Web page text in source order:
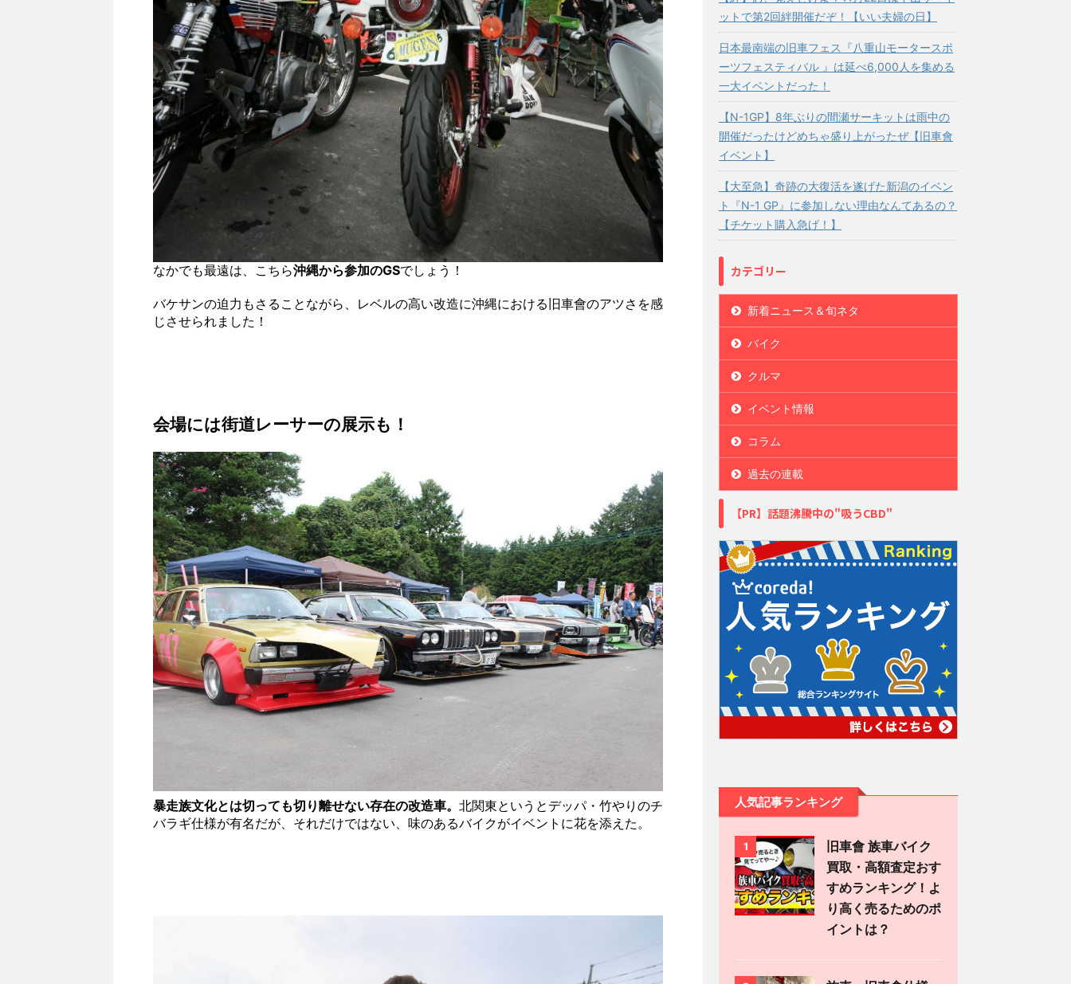
なかでも最遠は、こちら沖縄から参加のGSでしょう！
バケサンの迫力もさることながら、レベルの高い改造に沖縄における旧車會のアツさを感
じさせられました！
会場には街道レーサーの展示も！
暴走族文化とは切っても切り離せない存在の改造車。 北関東というとデッパ・竹やりのチ
バラギ仕様が有名だが、それだけではない、味のあるバイクがイベントに花を添えた。
ットで第2回絆開催だぞ！【いい夫婦の日】
日本最南端の旧車フェス『八重山モータースポ
ーツフェスティバル 』は延べ6,000人を集める
一大イベントだった！
【N-1GP】8年ぶりの間瀬サーキットは雨中の
開催だったけどめちゃ盛り上がったぜ【旧車會
イベント】
【大至急】奇跡の大復活を遂げた新潟のイベン
ト『N-1 GP』に参加しない理由なんてあるの？
【チケット購入急げ！】
カテゴリー
新着ニュース＆旬ネタ
バイク
クルマ
イベント情報
コラム
過去の連載
【PR】話題沸騰中の"吸うCBD"
人気記事ランキング
1
旧車會 族車バイク
買取・高額査定おす
すめランキング！よ
り高く売るためのポ
イントは？